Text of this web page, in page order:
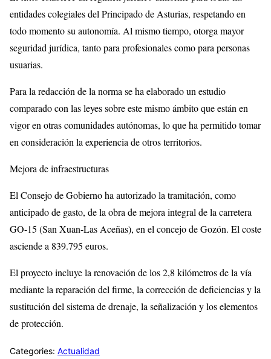
entidades colegiales del Principado de Asturias, respetando en
todo momento su autonomía. Al mismo tiempo, otorga mayor
seguridad jurídica, tanto para profesionales como para personas
usuarias.
Para la redacción de la norma se ha elaborado un estudio
comparado con las leyes sobre este mismo ámbito que están en
vigor en otras comunidades autónomas, lo que ha permitido tomar
en consideración la experiencia de otros territorios.
Mejora de infraestructuras
El Consejo de Gobierno ha autorizado la tramitación, como
anticipado de gasto, de la obra de mejora integral de la carretera
GO-15 (San Xuan-Las Aceñas), en el concejo de Gozón. El coste
asciende a 839.795 euros.
El proyecto incluye la renovación de los 2,8 kilómetros de la vía
mediante la reparación del firme, la corrección de deficiencias y la
sustitución del sistema de drenaje, la señalización y los elementos
de protección.
Categories: Actualidad